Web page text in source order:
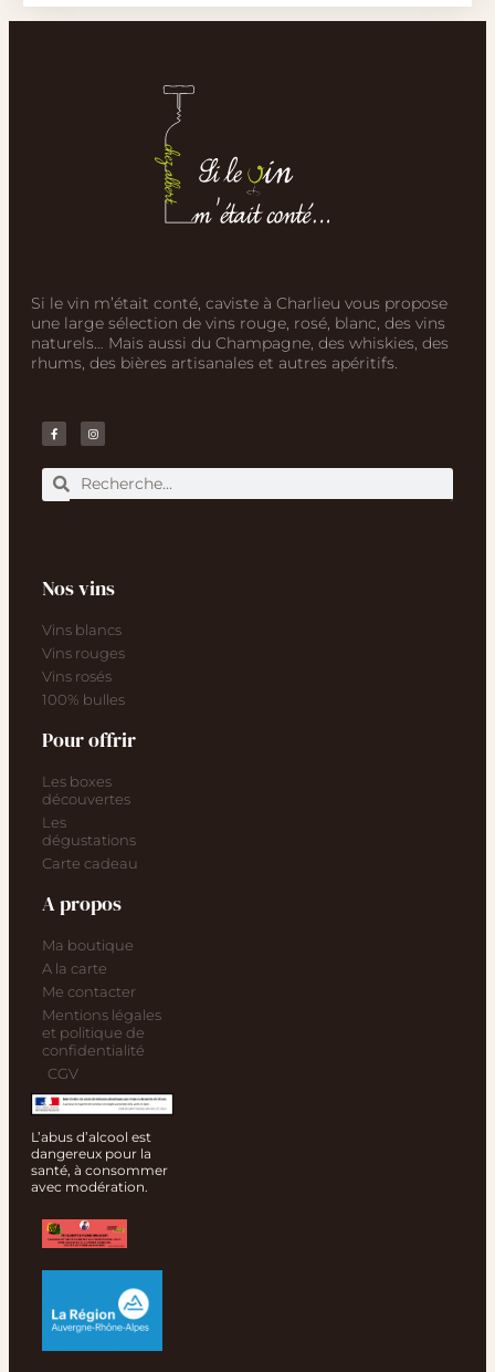
Si le vin m’était conté, caviste à Charlieu vous propose
une large sélection de vins rouge, rosé, blanc, des vins
naturels… Mais aussi du Champagne, des whiskies, des
rhums, des bières artisanales et autres apéritifs.
Nos vins
Vins blancs
Vins rouges
Vins rosés
100% bulles
Pour offrir
Les boxes
découvertes
Les
dégustations
Carte cadeau
A propos
Ma boutique
A la carte
Me contacter
Mentions légales
et politique de
confidentialité
CGV
L’abus d’alcool est
dangereux pour la
santé, à consommer
avec modération.